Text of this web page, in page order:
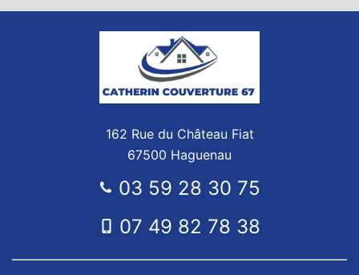
162 Rue du Château Fiat
67500 Haguenau
03 59 28 30 75
07 49 82 78 38